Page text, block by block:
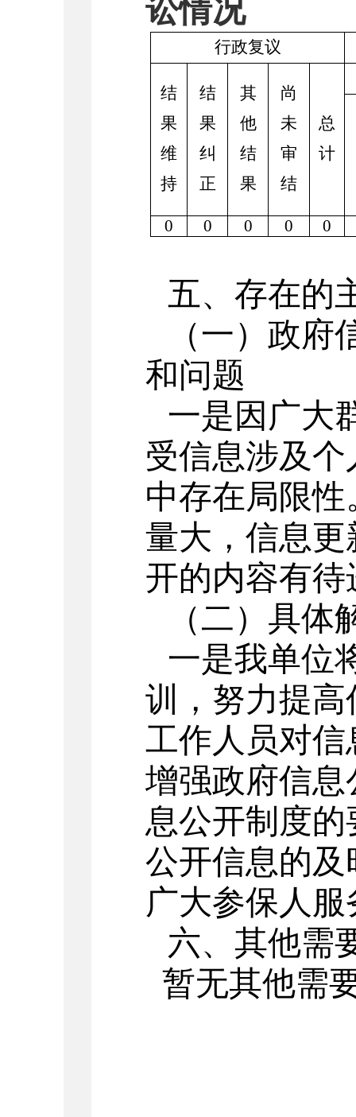
讼情况
行政复议
结
果
维
持
结
果
纠
正
其
他
结
果
尚
未
审
结
总
计
0 0 0 0 0
五、存在的
（一） 政府
和问题
一是因广大
受信息涉及
中存在局限
量大，信息
开的内容有
（二）具
一是我单位
训，努力提
工作人员对
增强政府信
息公开制度
公开信息的
广大参保人服
六、其他需
暂无其他需